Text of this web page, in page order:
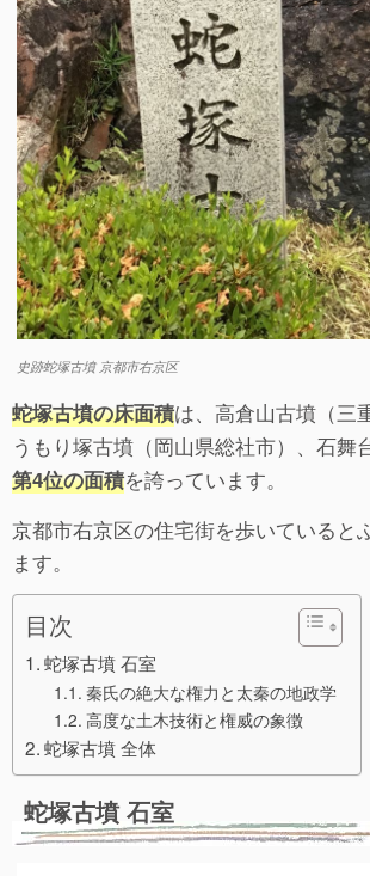
史跡蛇塚古墳 京都市右京区
蛇塚古墳の床面積は、高倉山古墳（三
うもり塚古墳（岡山県総社市）、石舞
第4位の面積を誇っています。
京都市右京区の住宅街を歩いていると
ます。
目次
蛇塚古墳 石室
秦氏の絶大な権力と太秦の地政学
高度な土木技術と権威の象徴
蛇塚古墳 全体
蛇塚古墳 石室